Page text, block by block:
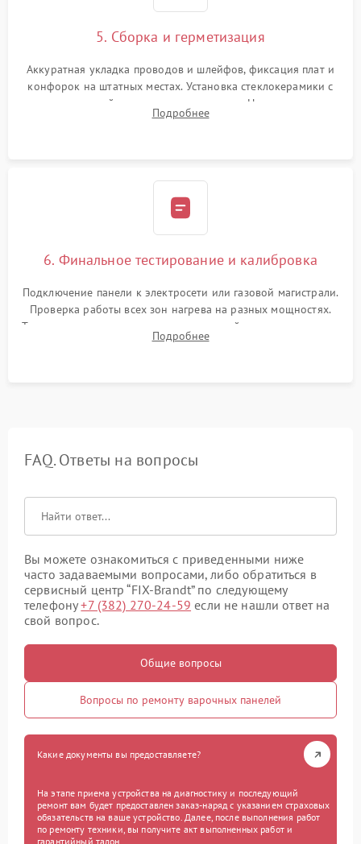
5. Сборка и герметизация
Аккуратная укладка проводов и шлейфов, фиксация плат и
конфорок на штатных местах. Установка стеклокерамики с
проверкой равномерности зазоров. Нанесение
термостойкого герметика или укладка уплотнительной
Подробнее
6. Финальное тестирование и калибровка
Подключение панели к электросети или газовой магистрали.
Проверка работы всех зон нагрева на разных мощностях.
Тестирование сенсорного управления, таймера, индикаторов
остаточного тепла и систем защиты от перегрева.
Подробнее
FAQ. Ответы на вопросы
Вы можете ознакомиться с приведенными ниже
часто задаваемыми вопросами, либо обратиться в
сервисный центр “FIX-Brandt” по следующему
телефону+7 (382) 270-24-59 если не нашли ответ на
свой вопрос.
Общие вопросы
Вопросы по ремонту варочных панелей
Какие документы вы предоставляете?
На этапе приема устройства на диагностику и последующий
ремонт вам будет предоставлен заказ-наряд с указанием страховых
обязательств на ваше устройство. Далее, после выполнения работ
по ремонту техники, вы получите акт выполненных работ и
гарантийный талон.